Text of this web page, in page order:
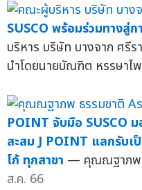
SUSCO พร้อมร่วมทางสู่
บริหาร บริษัท บางจาก ศรี
นำโดยนายบัณฑิต หรรษาไ
POINT จับมือ SUSCO
สะสม J POINT แลกรับเ
โก้ ทุกสาขา — คุณณฐาภพ
ส.ค. 66